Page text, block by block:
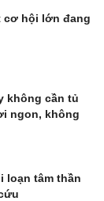
cơ hội lớn đang
không cần tủ
ngon, không
loạn tâm thần